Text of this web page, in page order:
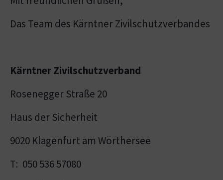
Das Team des Kärntner Zivilschutzverbandes
Kärntner Zivilschutzverband
Rosenegger Straße 20
Haus der Sicherheit
9020 Klagenfurt am Wörthersee
T: 050 536 57080